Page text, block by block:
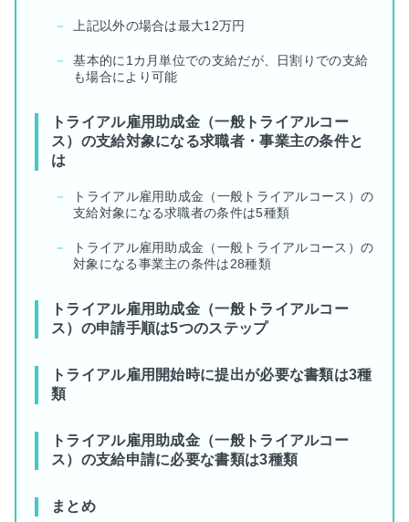
上記以外の場合は最大12万円
基本的に1カ月単位での支給だが、日割りでの支給
も場合により可能
トライアル雇用助成金（一般トライアルコー
ス）の支給対象になる求職者・事業主の条件と
は
トライアル雇用助成金（一般トライアルコース）の
支給対象になる求職者の条件は5種類
トライアル雇用助成金（一般トライアルコース）の
対象になる事業主の条件は28種類
トライアル雇用助成金（一般トライアルコー
ス）の申請手順は5つのステップ
トライアル雇用開始時に提出が必要な書類は3種
類
トライアル雇用助成金（一般トライアルコー
ス）の支給申請に必要な書類は3種類
まとめ